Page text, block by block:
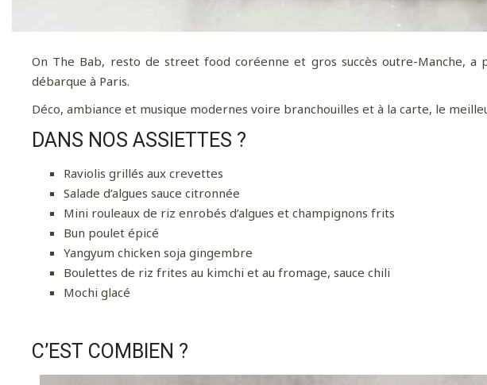
On The Bab, resto de street food coréenne et gros succès outre-Manche,
débarque à Paris.
Déco, ambiance et musique modernes voire branchouilles et à la carte, le
DANS NOS ASSIETTES ?
Raviolis grillés aux crevettes
Salade d’algues sauce citronnée
Mini rouleaux de riz enrobés d’algues et champignons frits
Bun poulet épicé
Yangyum chicken soja gingembre
Boulettes de riz frites au kimchi et au fromage, sauce chili
Mochi glacé
C’EST COMBIEN ?